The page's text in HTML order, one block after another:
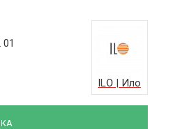
ILO | Ило